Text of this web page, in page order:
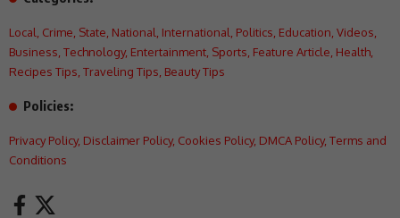
Local Crime State National International Politics Education Videos
Business Technology, Entertainment Sports Feature Article Health
Recipes Tips Traveling Tips Beauty Tips
Policies:
Privacy Policy, Disclaimer Policy, Cookies Policy, DMCA Policy, Terms and
Conditions